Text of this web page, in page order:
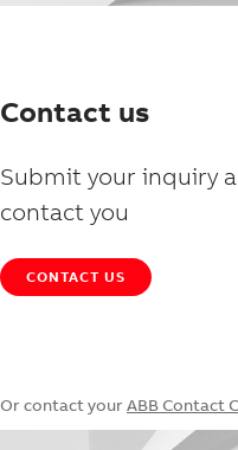
Contact us
Submit your inquiry
contact you
CONTACT US
Or contact your ABB Contact